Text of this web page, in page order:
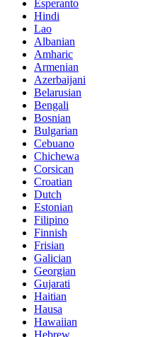
Esperanto
Hindi
Lao
Albanian
Amharic
Armenian
Azerbaijani
Belarusian
Bengali
Bosnian
Bulgarian
Cebuano
Chichewa
Corsican
Croatian
Dutch
Estonian
Filipino
Finnish
Frisian
Galician
Georgian
Gujarati
Haitian
Hausa
Hawaiian
Hebrew